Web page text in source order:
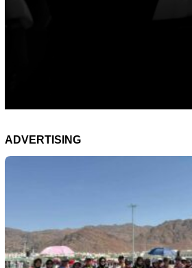
ADVERTISING